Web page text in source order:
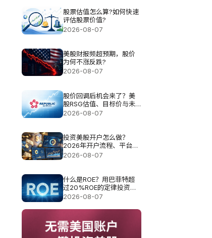
股票估值怎么算?如何快速
评估股票价值?
2026-08-07
美股财报频超预期，股价
为何不涨反跌?
2026-08-07
股价回调后机会来了？美
股RSG估值、目标价与未
来空间解析
2026-08-07
投资美股开户怎么做？
2026年开户流程、平台选
择与费用指南
2026-08-07
什么是ROE？用巴菲特超
过20%ROE的定律投资真
的可以？
2026-08-07